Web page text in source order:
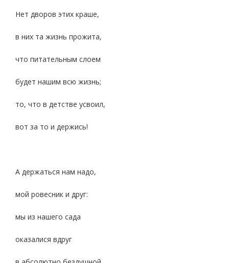
Нет дворов этих краше,
в них та жизнь прожита,
что питательным слоем
будет нашим всю жизнь;
то, что в детстве усвоил,
вот за то и держись!
А держаться нам надо,
мой ровесник и друг:
мы из нашего сада
оказалися вдруг